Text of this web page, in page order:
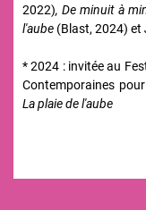
2022), De minuit à
l'aube (Blast, 2024) et
* 2024 : invitée au
Contemporaines
La plaie de l'aube